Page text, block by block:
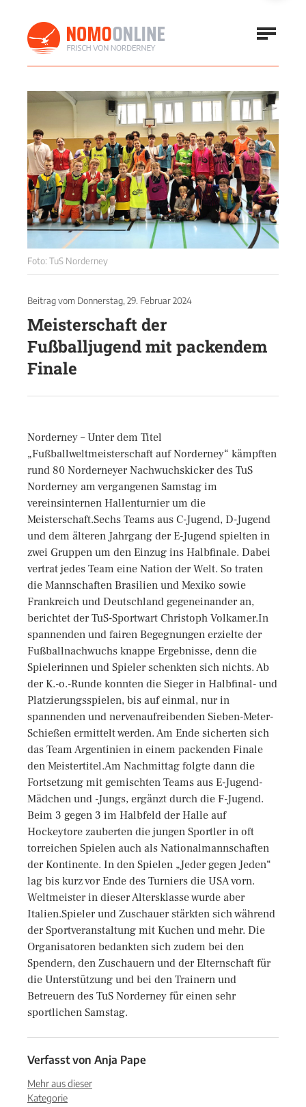
Foto: TuS Norderney
Beitrag vom Donnerstag, 29. Februar 2024
Meisterschaft der
Fußballjugend mit packendem
Finale
Norderney – Unter dem Titel
„Fußballweltmeisterschaft auf Norderney“ kämpften
rund 80 Norderneyer Nachwuchskicker des TuS
Norderney am vergangenen Samstag im
vereinsinternen Hallenturnier um die
Meisterschaft.Sechs Teams aus C-Jugend, D-Jugend
und dem älteren Jahrgang der E-Jugend spielten in
zwei Gruppen um den Einzug ins Halbfinale. Dabei
vertrat jedes Team eine Nation der Welt. So traten
die Mannschaften Brasilien und Mexiko sowie
Frankreich und Deutschland gegeneinander an,
berichtet der TuS-Sportwart Christoph Volkamer.In
spannenden und fairen Begegnungen erzielte der
Fußballnachwuchs knappe Ergebnisse, denn die
Spielerinnen und Spieler schenkten sich nichts. Ab
der K.-o.-Runde konnten die Sieger in Halbfinal- und
Platzierungsspielen, bis auf einmal, nur in
spannenden und nervenaufreibenden Sieben-Meter-
Schießen ermittelt werden. Am Ende sicherten sich
das Team Argentinien in einem packenden Finale
den Meistertitel.Am Nachmittag folgte dann die
Fortsetzung mit gemischten Teams aus E-Jugend-
Mädchen und -Jungs, ergänzt durch die F-Jugend.
Beim 3 gegen 3 im Halbfeld der Halle auf
Hockeytore zauberten die jungen Sportler in oft
torreichen Spielen auch als Nationalmannschaften
der Kontinente. In den Spielen „Jeder gegen Jeden“
lag bis kurz vor Ende des Turniers die USA vorn.
Weltmeister in dieser Altersklasse wurde aber
Italien.Spieler und Zuschauer stärkten sich während
der Sportveranstaltung mit Kuchen und mehr. Die
Organisatoren bedankten sich zudem bei den
Spendern, den Zuschauern und der Elternschaft für
die Unterstützung und bei den Trainern und
Betreuern des TuS Norderney für einen sehr
sportlichen Samstag.
Verfasst von Anja Pape
Mehr aus dieser
Kategorie